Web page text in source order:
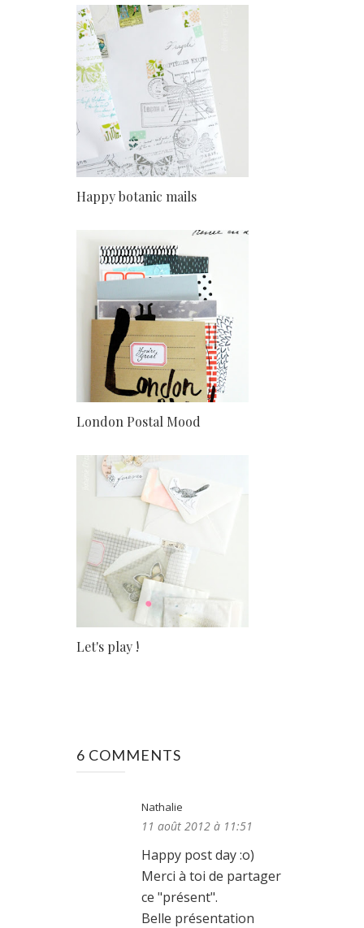
Happy botanic mails
London Postal Mood
Let's play !
6 COMMENTS
Nathalie
11 août 2012 à 11:51
Happy post day :o)
Merci à toi de partager
ce "présent".
Belle présentation